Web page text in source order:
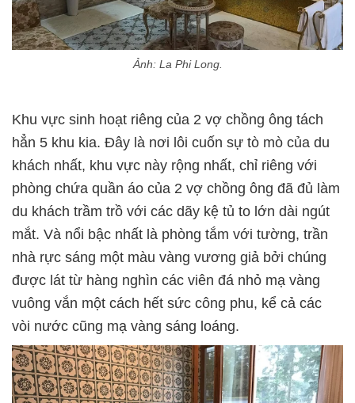
Ảnh: La Phi Long.
Khu vực sinh hoạt riêng của 2 vợ chồng ông tách
hẳn 5 khu kia. Đây là nơi lôi cuốn sự tò mò của du
khách nhất, khu vực này rộng nhất, chỉ riêng với
phòng chứa quần áo của 2 vợ chồng ông đã đủ làm
du khách trầm trồ với các dãy kệ tủ to lớn dài ngút
mắt. Và nổi bậc nhất là phòng tắm với tường, trần
nhà rực sáng một màu vàng vương giả bởi chúng
được lát từ hàng nghìn các viên đá nhỏ mạ vàng
vuông vắn một cách hết sức công phu, kể cả các
vòi nước cũng mạ vàng sáng loáng.